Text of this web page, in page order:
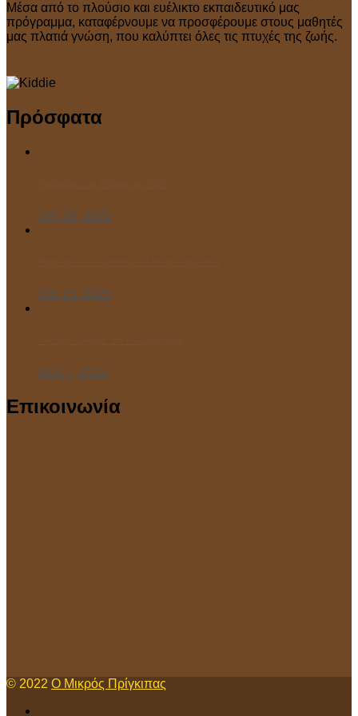
Μέσα από το πλούσιο και ευέλικτο εκπαιδευτικό μας
πρόγραμμα, καταφέρνουμε να προσφέρουμε στους μαθητές
μας πλατιά γνώση, που καλύπτει όλες τις πτυχές της ζωής.
Πρόσφατα
Οκτ 28, 2025
Οκτ 25, 2025
Ιούλ 7, 2025
Επικοινωνία
© 2022 Ο Μικρός Πρίγκιπας